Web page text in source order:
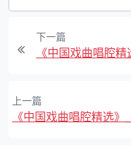
下一篇
上一篇